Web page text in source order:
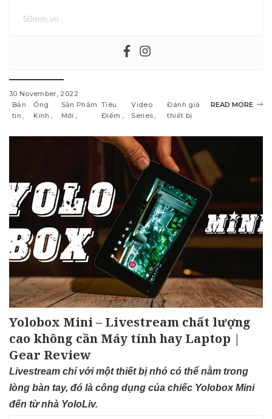
50mm.vn
30 November, 2022
Bản
tin
Ống
Kính
Sản Phẩm
Mới
Tiêu
Điểm
Video
Series
Đánh giá
thiết bị
READ MORE
Yolobox Mini – Livestream chất lượng
cao không cần Máy tính hay Laptop |
Gear Review
Livestream chỉ với một thiết bị nhỏ có thể nằm trong
lòng bàn tay, đó là công dụng của chiếc Yolobox Mini
đến từ nhà YoloLiv.